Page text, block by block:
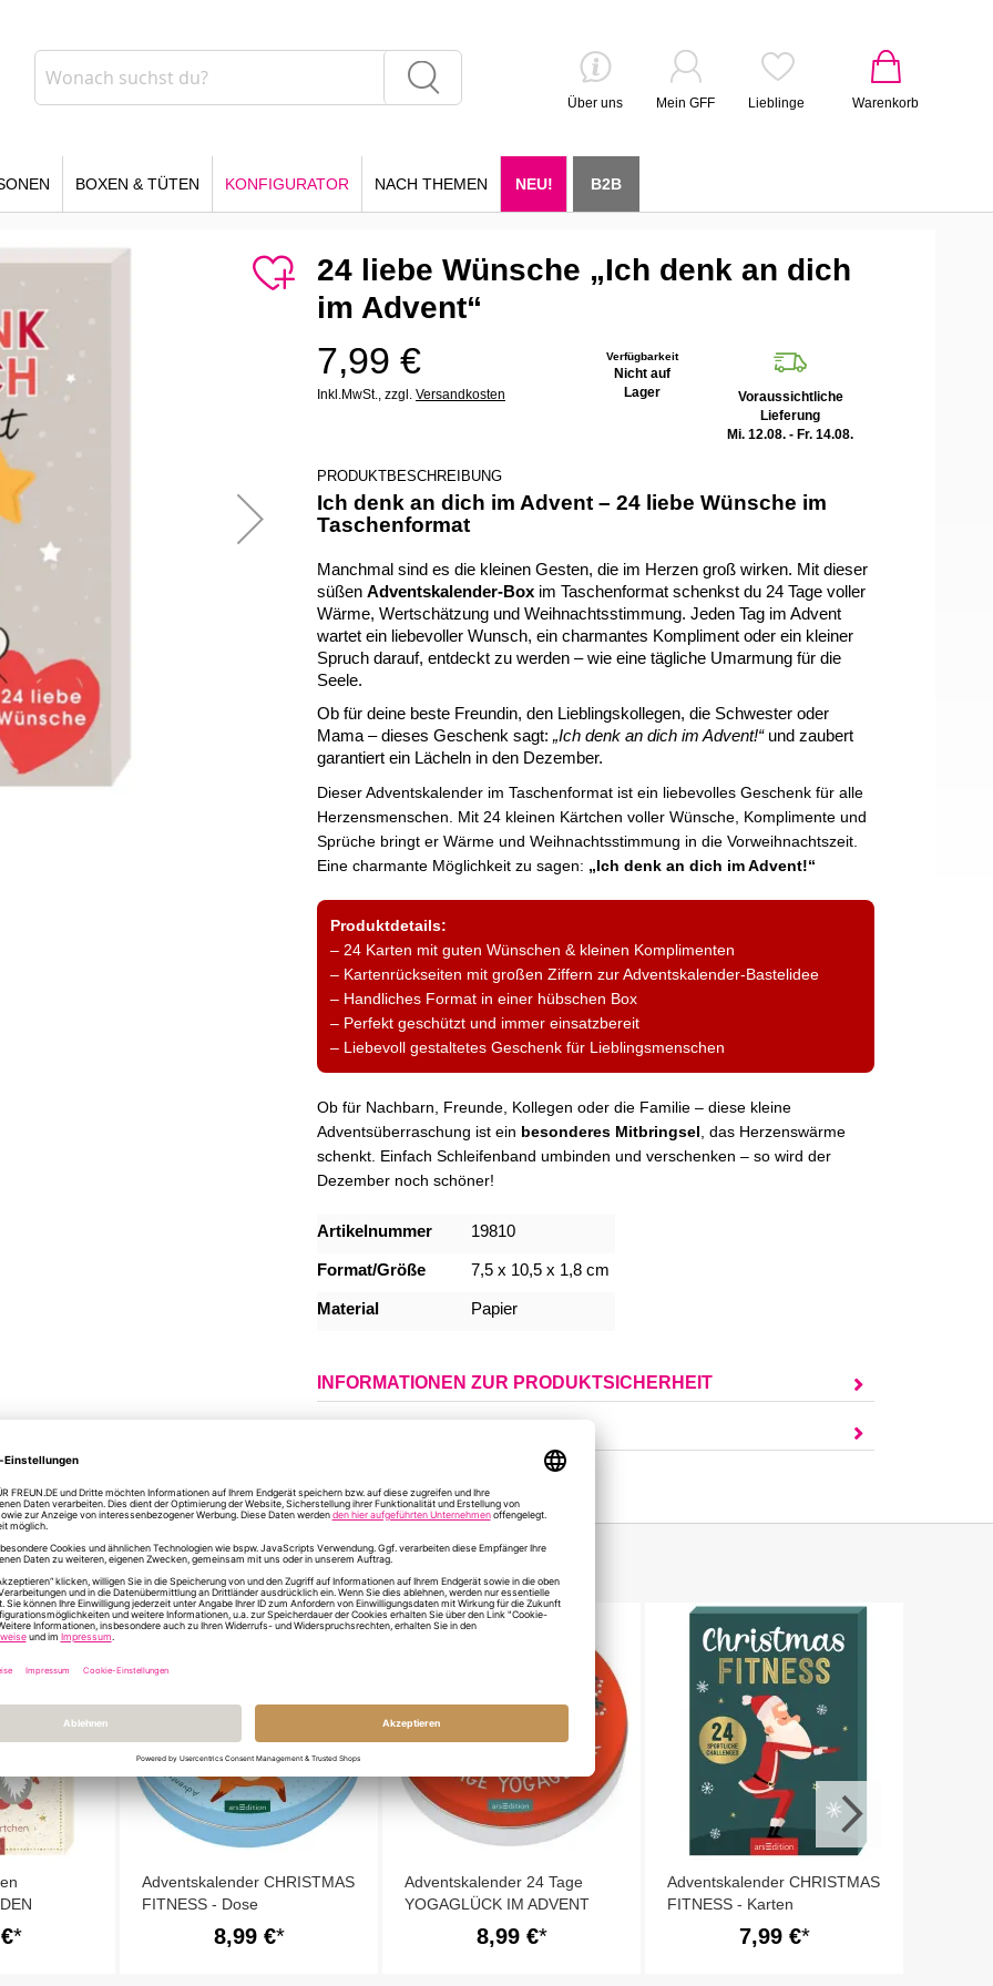
Warenkorb
Über uns Mein GFF Lieblinge
BOXEN & TÜTEN KONFIGURATOR NACH THEMEN NEU! B2B
24 liebe Wünsche „Ich denk an dich
im Advent“
7,99 €
Inkl.MwSt., zzgl. Versandkosten
Verfügbarkeit
Nicht auf
Lager
Voraussichtliche
Lieferung
Mi. 12.08. - Fr. 14.08.
PRODUKTBESCHREIBUNG
Ich denk an dich im Advent – 24 liebe Wünsche im
Taschenformat
Manchmal sind es die kleinen Gesten, die im Herzen groß wirken. Mit dieser
süßen Adventskalender-Box im Taschenformat schenkst du 24 Tage voller
Wärme, Wertschätzung und Weihnachtsstimmung. Jeden Tag im Advent
wartet ein liebevoller Wunsch, ein charmantes Kompliment oder ein kleiner
Spruch darauf, entdeckt zu werden – wie eine tägliche Umarmung für die
Seele.
Ob für deine beste Freundin, den Lieblingskollegen, die Schwester oder
Mama – dieses Geschenk sagt: „Ich denk an dich im Advent!“und zaubert
garantiert ein Lächeln in den Dezember.
Dieser Adventskalender im Taschenformat ist ein liebevolles Geschenk für alle
Herzensmenschen. Mit 24 kleinen Kärtchen voller Wünsche, Komplimente und
Sprüche bringt er Wärme und Weihnachtsstimmung in die Vorweihnachtszeit.
Eine charmante Möglichkeit zu sagen: „Ich denk an dich im Advent!“
Produktdetails:
– 24 Karten mit guten Wünschen & kleinen Komplimenten
– Kartenrückseiten mit großen Ziffern zur Adventskalender-Bastelidee
– Handliches Format in einer hübschen Box
– Perfekt geschützt und immer einsatzbereit
– Liebevoll gestaltetes Geschenk für Lieblingsmenschen
Ob für Nachbarn, Freunde, Kollegen oder die Familie – diese kleine
Adventsüberraschung ist ein besonderes Mitbringsel , das Herzenswärme
schenkt. Einfach Schleifenband umbinden und verschenken – so wird der
Dezember noch schöner!
Mehr
Artikelnummer 19810
Format/Größe 7,5 x 10,5 x 1,8 cm
Material Papier
INFORMATIONEN ZUR PRODUKTSICHERHEIT
ÄHNLICHE PRODUKTE
Adventskalender CHRISTMAS
FITNESS - Dose
8,99 €
Adventskalender 24 Tage
YOGAGLÜCK IM ADVENT
8,99 €
Adventskalender CHRISTMAS
FITNESS - Karten
7,99 €